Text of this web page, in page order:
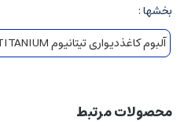
بخشها :
آلبوم کاغذدیواری تیتانیوم TITANIUM
محصولات مرتبط